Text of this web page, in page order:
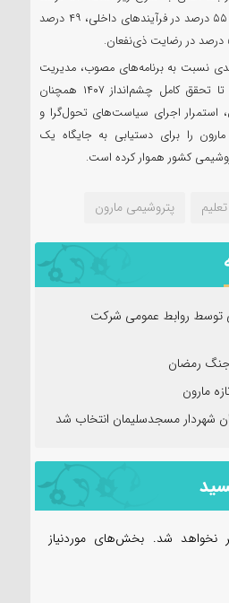
تحقق اهداف در بخش مالی، ۵۵ درصد در فرآیندهای داخلی، ۴۹ درصد
رشد میانگین ۵ درصدی نسبت به برنامه‌های مصوب، مدیریت
شرکت بر این باور است که تا تحقق کامل چشم‌انداز ۱۴۰۷ همچنان
استمرار اجرای سیاست‌های تحول‌گرا و
را برای دستیابی به جایگاه یک
کشور هموار کرده است.
پتروشیمی مارون
توسط روابط عمومی شرکت
رمضان
مارون
شهردار مسجدسلیمان انتخاب شد
نخواهد شد. بخش‌های موردنیاز